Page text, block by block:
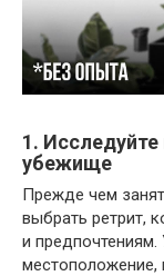
1.
убежище
Прежде чем
выбрать ретрит,
и
местоположение,